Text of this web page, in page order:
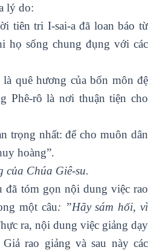
lý do:
tiên tri I-sai-a đã loan báo từ
họ sống chung đụng với các
quê hương của bốn môn đệ
Phê-rô là nơi thuận tiện cho
trọng nhất: để cho muôn dân
hoàng”.
của Chúa Giê-su.
đã tóm gọn nội dung việc rao
một câu: ”Hãy sám hối, vì
ra, nội dung việc giảng dạy
rao giảng và sau này các